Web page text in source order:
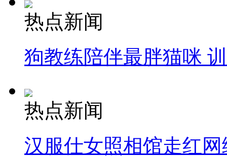
热点新闻
狗教练陪伴最胖猫咪
热点新闻
汉服仕女照相馆走红网